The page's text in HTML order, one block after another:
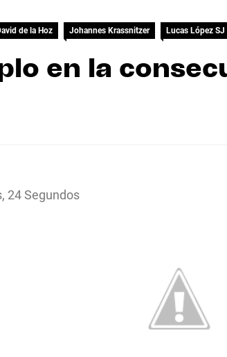
de la Hoz Johannes Krassnitzer Lucas López SJ
en la
24 Segundos